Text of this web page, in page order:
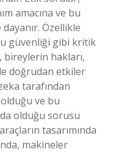
amacına ve bu
Özellikle
güvenliği gibi kritik
bireylerin hakları,
doğrudan etkiler
tarafından
ve bu
olduğu sorusu
tasarımında
makineler